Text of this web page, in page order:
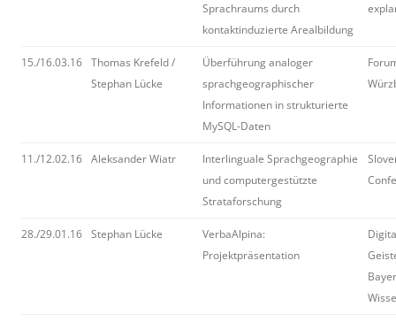
Sprachraums durch
kontaktinduzierte Arealbildung
15./16.03.16 Thomas Krefeld /
Stephan Lücke
Überführung analoger
sprachgeographischer
Informationen in strukturierte
MySQL-Daten
11./12.02.16 Aleksander Wiatr
Interlinguale Sprachgeographie
und computergestützte
Strataforschung
28./29.01.16 Stephan Lücke
VerbaAlpina:
Projektpräsentation